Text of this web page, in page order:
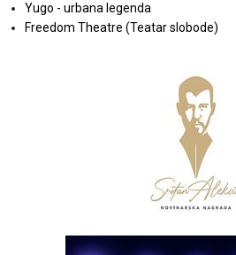
Yugo - urbana legenda
Freedom Theatre (Teatar slobode)